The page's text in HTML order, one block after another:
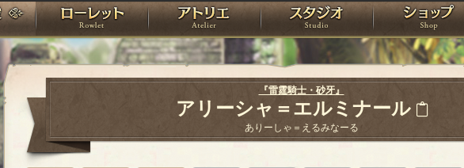
PandoraPartyProject
神殿 ローレット アトリエ スタジオ
『雷霆騎士・砂牙』
アリーシャ＝エルミナール
ありーしゃ＝えるみなーる